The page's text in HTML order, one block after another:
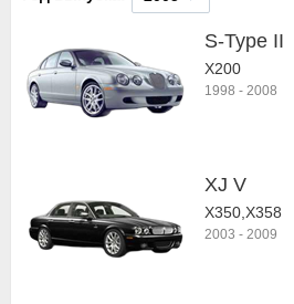
S-Type II
X200
1998 - 2008
XJ V
X350,X358
2003 - 2009